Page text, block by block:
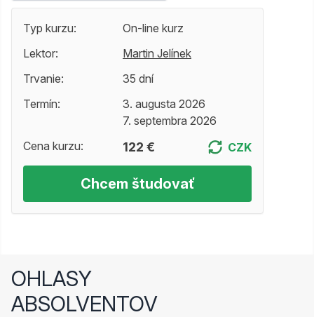
Typ kurzu:
On-line kurz
Lektor:
Martin Jelínek
Trvanie:
35 dní
Termín:
3. augusta 2026
7. septembra 2026
Cena kurzu:
122 € CZK
Chcem študovať
OHLASY
ABSOLVENTOV